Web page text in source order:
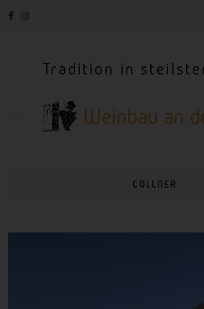
Tradition in
COLLNER